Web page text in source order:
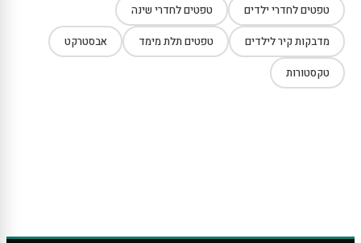
טפטים לחדרי ילדים טפטים לחדרי שינה
מדבקות קיר לילדים טפטים תלת מימד אבסטרקט
טקסטורות